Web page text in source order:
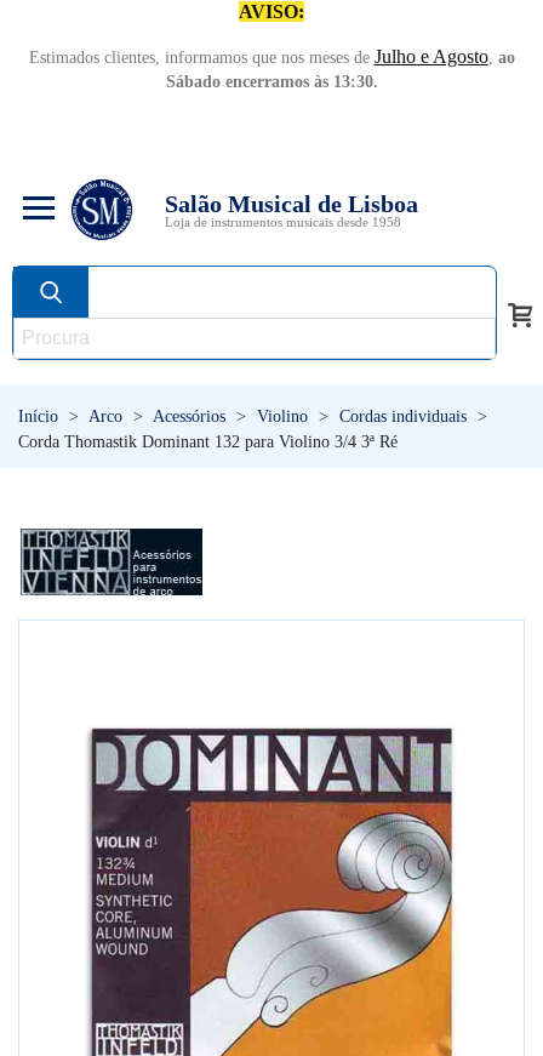
AVISO:
Estimados clientes, informamos que nos meses de Julho e Agosto, ao
Sábado encerramos às 13:30.
Salão Musical de Lisboa
Loja de instrumentos musicais desde 1958
Início > Arco > Acessórios > Violino > Cordas individuais >
Corda Thomastik Dominant 132 para Violino 3/4 3ª Ré